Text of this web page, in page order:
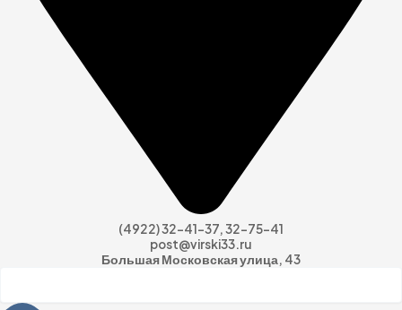
(4922) 32-41-37, 32-75-41
post@virski33.ru
Большая Московская улица, 43